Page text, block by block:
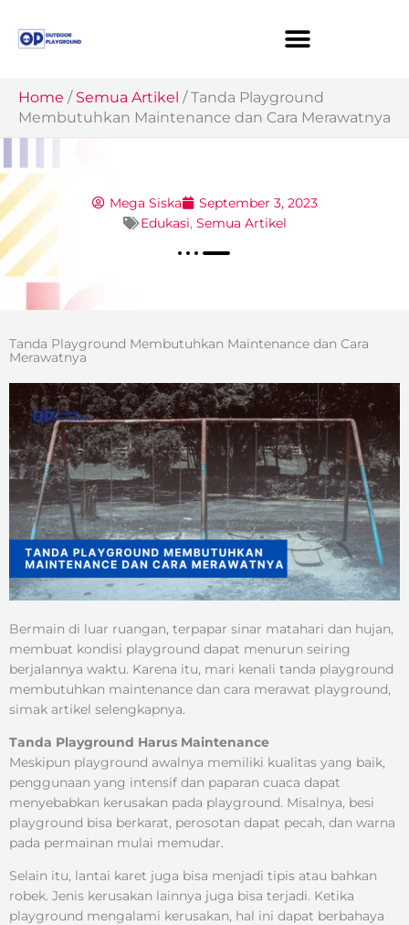
content
Home / Semua Artikel /Tanda Playground
Membutuhkan Maintenance dan Cara Merawatnya
Mega Siska
September 3, 2023
Edukasi, Semua Artikel
Tanda Playground Membutuhkan Maintenance dan Cara
Merawatnya
Bermain di luar ruangan, terpapar sinar matahari dan hujan,
membuat kondisi playground dapat menurun seiring
berjalannya waktu. Karena itu, mari kenali tanda playground
membutuhkan maintenance dan cara merawat playground,
simak artikel selengkapnya.
Tanda Playground Harus Maintenance
Meskipun playground awalnya memiliki kualitas yang baik,
penggunaan yang intensif dan paparan cuaca dapat
menyebabkan kerusakan pada playground. Misalnya, besi
playground bisa berkarat, perosotan dapat pecah, dan warna
pada permainan mulai memudar.
Selain itu, lantai karet juga bisa menjadi tipis atau bahkan
robek. Jenis kerusakan lainnya juga bisa terjadi. Ketika
playground mengalami kerusakan, hal ini dapat berbahaya